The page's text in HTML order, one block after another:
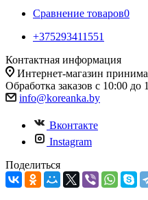
Сравнение товаров0
+375293411551
Контактная информация
Интернет-магазин
Обработка заказов с 10:00 до
info@koreanka.by
Вконтакте
Instagram
Поделиться